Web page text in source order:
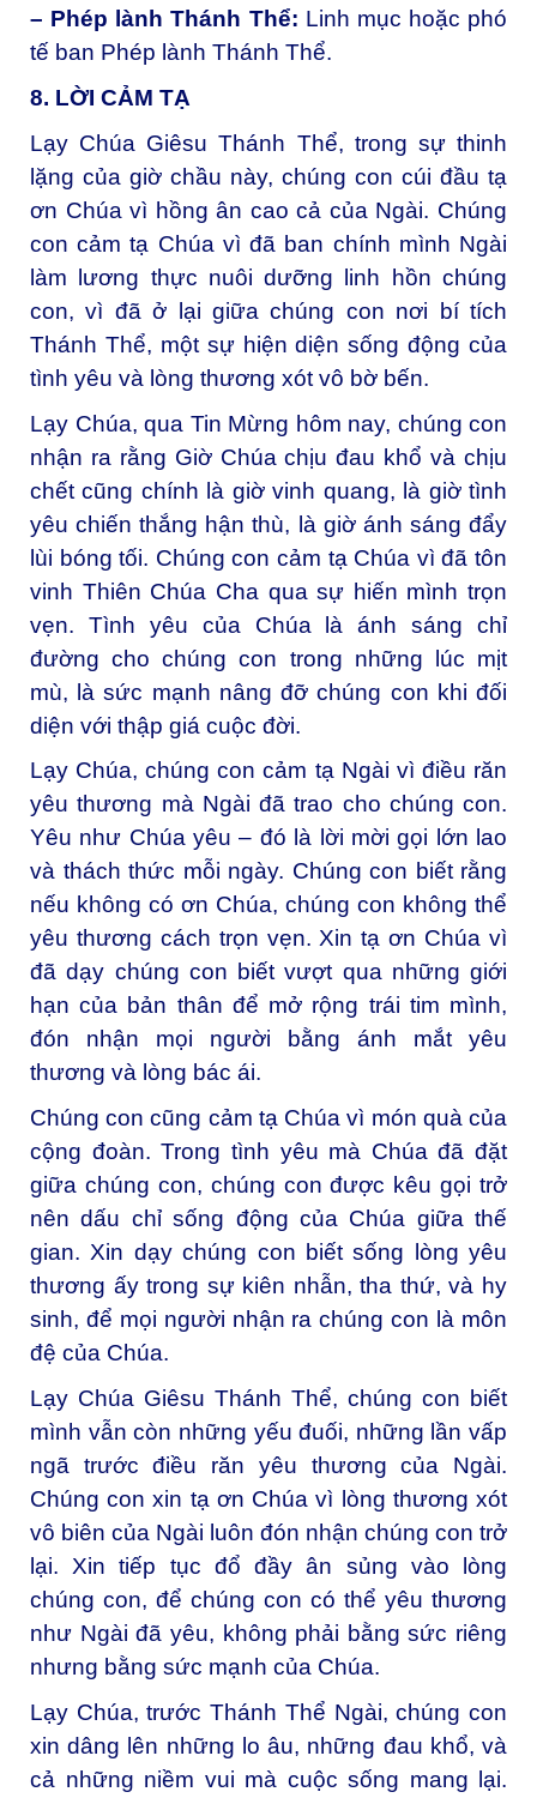
– Phép lành Thánh Thể: Linh mục hoặc phó
tế ban Phép lành Thánh Thể.
8. LỜI CẢM TẠ
Lạy Chúa Giêsu Thánh Thể, trong sự thinh
lặng của giờ chầu này, chúng con cúi đầu tạ
ơn Chúa vì hồng ân cao cả của Ngài. Chúng
con cảm tạ Chúa vì đã ban chính mình Ngài
làm lương thực nuôi dưỡng linh hồn chúng
con, vì đã ở lại giữa chúng con nơi bí tích
Thánh Thể, một sự hiện diện sống động của
tình yêu và lòng thương xót vô bờ bến.
Lạy Chúa, qua Tin Mừng hôm nay, chúng con
nhận ra rằng Giờ Chúa chịu đau khổ và chịu
chết cũng chính là giờ vinh quang, là giờ tình
yêu chiến thắng hận thù, là giờ ánh sáng đẩy
lùi bóng tối. Chúng con cảm tạ Chúa vì đã tôn
vinh Thiên Chúa Cha qua sự hiến mình trọn
vẹn. Tình yêu của Chúa là ánh sáng chỉ
đường cho chúng con trong những lúc mịt
mù, là sức mạnh nâng đỡ chúng con khi đối
diện với thập giá cuộc đời.
Lạy Chúa, chúng con cảm tạ Ngài vì điều răn
yêu thương mà Ngài đã trao cho chúng con.
Yêu như Chúa yêu – đó là lời mời gọi lớn lao
và thách thức mỗi ngày. Chúng con biết rằng
nếu không có ơn Chúa, chúng con không thể
yêu thương cách trọn vẹn. Xin tạ ơn Chúa vì
đã dạy chúng con biết vượt qua những giới
hạn của bản thân để mở rộng trái tim mình,
đón nhận mọi người bằng ánh mắt yêu
thương và lòng bác ái.
Chúng con cũng cảm tạ Chúa vì món quà của
cộng đoàn. Trong tình yêu mà Chúa đã đặt
giữa chúng con, chúng con được kêu gọi trở
nên dấu chỉ sống động của Chúa giữa thế
gian. Xin dạy chúng con biết sống lòng yêu
thương ấy trong sự kiên nhẫn, tha thứ, và hy
sinh, để mọi người nhận ra chúng con là môn
đệ của Chúa.
Lạy Chúa Giêsu Thánh Thể, chúng con biết
mình vẫn còn những yếu đuối, những lần vấp
ngã trước điều răn yêu thương của Ngài.
Chúng con xin tạ ơn Chúa vì lòng thương xót
vô biên của Ngài luôn đón nhận chúng con trở
lại. Xin tiếp tục đổ đầy ân sủng vào lòng
chúng con, để chúng con có thể yêu thương
như Ngài đã yêu, không phải bằng sức riêng
nhưng bằng sức mạnh của Chúa.
Lạy Chúa, trước Thánh Thể Ngài, chúng con
xin dâng lên những lo âu, những đau khổ, và
cả những niềm vui mà cuộc sống mang lại.